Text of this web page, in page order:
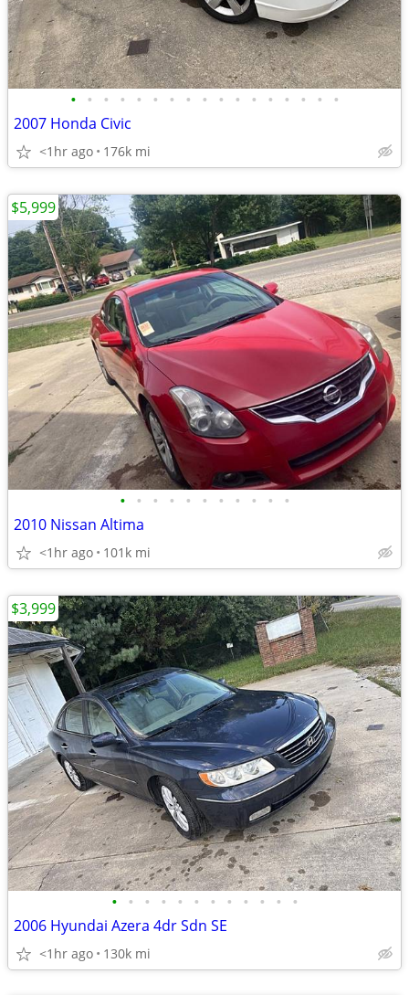
• • • • • • • • • • • • • • • • •
2007 Honda Civic
<1hr ago 176k mi
• • • • • • • • • • •
2010 Nissan Altima
<1hr ago 101k mi
$5,999
• • • • • • • • • • • •
2006 Hyundai Azera 4dr Sdn SE
<1hr ago 130k mi
$3,999